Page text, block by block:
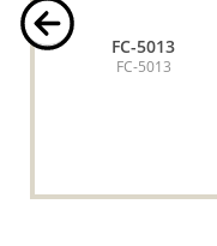
FC-5013
FC-5013